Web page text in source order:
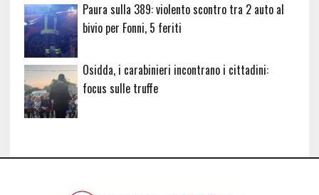
Paura sulla 389: violento scontro tra 2 auto al
bivio per Fonni, 5 feriti
Osidda, i carabinieri incontrano i cittadini:
focus sulle truffe